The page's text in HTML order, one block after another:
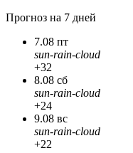
Прогноз на 7 дней
7.08 пт
sun-rain-cloud
+32
8.08 сб
sun-rain-cloud
+24
9.08 вс
sun-rain-cloud
+22